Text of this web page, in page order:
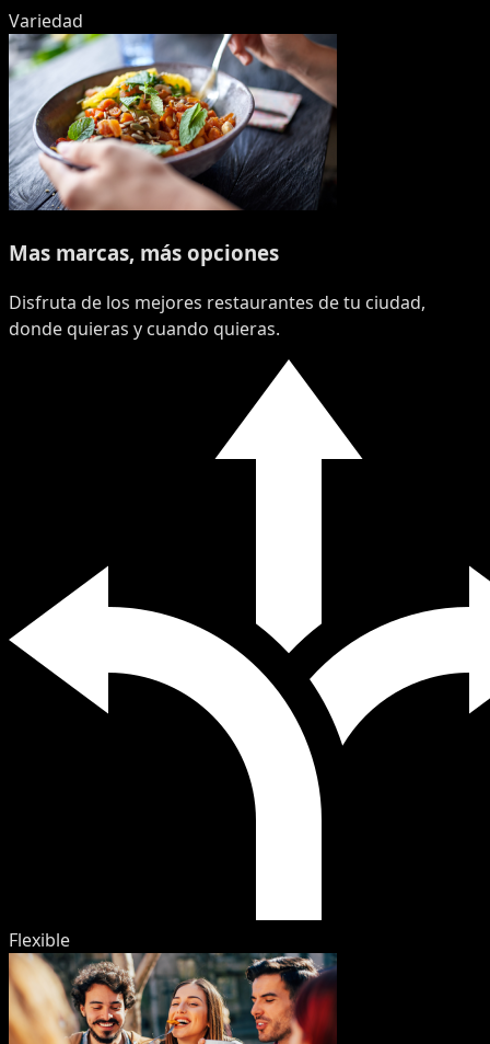
Variedad
Mas marcas, más opciones
Disfruta de los mejores restaurantes de tu ciudad,
donde quieras y cuando quieras.
Flexible